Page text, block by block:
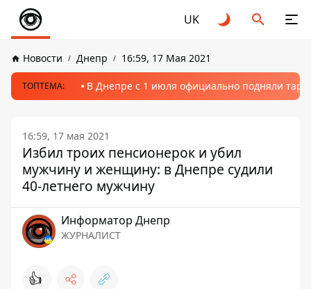
UK
Новости Днепр 16:59, 17 Мая 2021
ТОПТЕМА: В Днепре с 1 июля официально подняли
16:59, 17 мая 2021
Избил троих пенсионерок и убил
мужчину и женщину: в Днепре судили
40-летнего мужчину
Информатор Днепр
ЖУРНАЛИСТ
👍